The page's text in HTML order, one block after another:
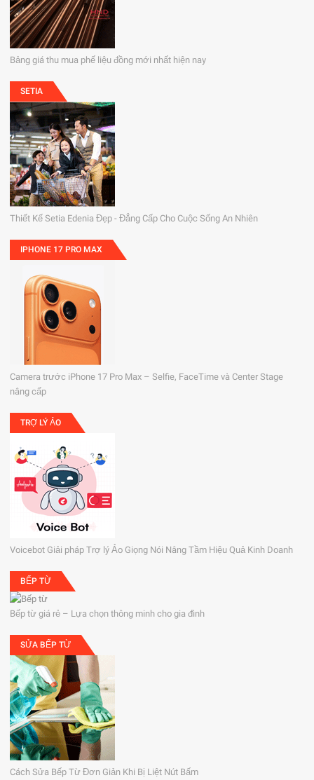
Bảng giá thu mua phế liệu đồng mới nhất hiện nay
SETIA
Thiết Kế Setia Edenia Đẹp - Đẳng Cấp Cho Cuộc Sống An Nhiên
IPHONE 17 PRO MAX
Camera trước iPhone 17 Pro Max – Selfie, FaceTime và Center Stage
nâng cấp
TRỢ LÝ ẢO
Voicebot Giải pháp Trợ lý Ảo Giọng Nói Nâng Tầm Hiệu Quả Kinh Doanh
BẾP TỪ
Bếp từ giá rẻ – Lựa chọn thông minh cho gia đình
SỬA BẾP TỪ
Cách Sửa Bếp Từ Đơn Giản Khi Bị Liệt Nút Bấm